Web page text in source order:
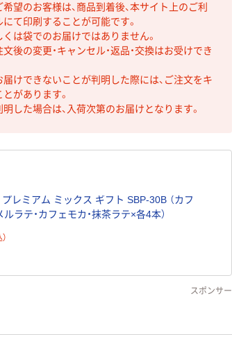
望のお客様は、商品到着後、本サイト上のご利
て印刷することが可能です。
は袋でのお届けではありません。
後の変更・キャンセル・返品・交換はお受けでき
けできないことが判明した際には、ご注文をキ
があります。
した場合は、入荷次第のお届けとなります。
レミアム ミックス ギフト SBP-30B （カフ
ルラテ・カフェモカ・抹茶ラテ×各4本）
スポンサー